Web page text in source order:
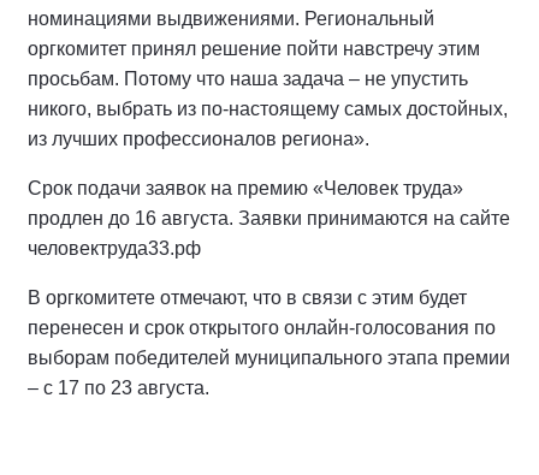
номинациями выдвижениями. Региональный
оргкомитет принял решение пойти навстречу этим
просьбам. Потому что наша задача – не упустить
никого, выбрать из по-настоящему самых достойных,
из лучших профессионалов региона».
Срок подачи заявок на премию «Человек труда»
продлен до 16 августа. Заявки принимаются на сайте
человектруда33.рф
В оргкомитете отмечают, что в связи с этим будет
перенесен и срок открытого онлайн-голосования по
выборам победителей муниципального этапа премии
– с 17 по 23 августа.